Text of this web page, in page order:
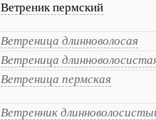
Ветреник пермский
Ветреница длинноволосая
Ветреница
Ветреница пермская
Ветренник